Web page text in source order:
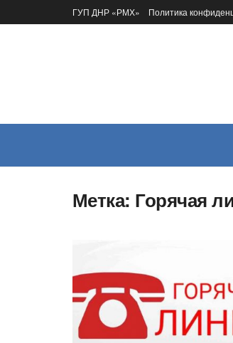
ГУП ДНР «РМХ» Политика
Метка: Горячая